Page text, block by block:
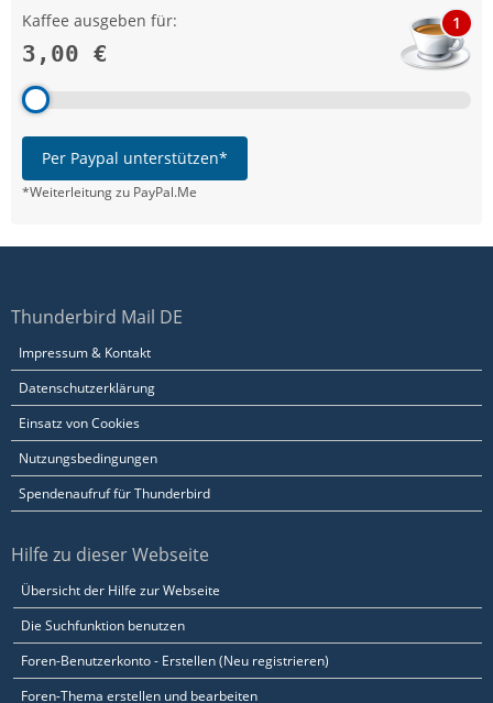
Kaffee ausgeben für:
3,00 €
1
Per Paypal unterstützen*
*Weiterleitung zu PayPal.Me
Thunderbird Mail DE
Impressum & Kontakt
Datenschutzerklärung
Einsatz von Cookies
Nutzungsbedingungen
Spendenaufruf für Thunderbird
Hilfe zu dieser Webseite
Übersicht der Hilfe zur Webseite
Die Suchfunktion benutzen
Foren-Benutzerkonto - Erstellen (Neu registrieren)
Foren-Thema erstellen und bearbeiten